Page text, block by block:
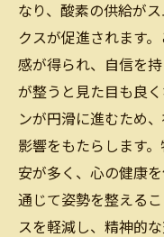
なり、酸素の供給が
クスが促進されます
感が得られ、自信を
が整うと見た目も良
ンが円滑に進むため
影響をもたらします
安が多く、心の健康
通じて姿勢を整える
スを軽減し、精神的